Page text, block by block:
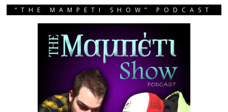
“THE MAMPETI SHOW” PODCAST